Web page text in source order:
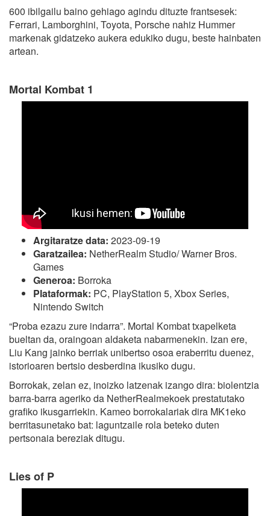
600 ibilgailu baino gehiago agindu dituzte frantsesek:
Ferrari, Lamborghini, Toyota, Porsche nahiz Hummer
markenak gidatzeko aukera edukiko dugu, beste hainbaten
artean.
Mortal Kombat 1
Argitaratze data: 2023-09-19
Garatzailea: NetherRealm Studio/ Warner Bros.
Games
Generoa: Borroka
Plataformak: PC, PlayStation 5, Xbox Series,
Nintendo Switch
“Proba ezazu zure indarra”. Mortal Kombat txapelketa
bueltan da, oraingoan aldaketa nabarmenekin. Izan ere,
Liu Kang jainko berriak unibertso osoa eraberritu duenez,
istorioaren bertsio desberdina ikusiko dugu.
Borrokak, zelan ez, inoizko latzenak izango dira: biolentzia
barra-barra ageriko da NetherRealmekoek prestatutako
grafiko ikusgarriekin. Kameo borrokalariak dira MK1eko
berritasunetako bat: laguntzaile rola beteko duten
pertsonaia bereziak ditugu.
Lies of P